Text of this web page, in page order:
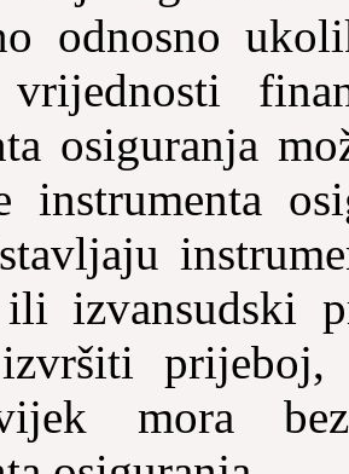
odnosno
vrijednosti
osiguranja
instrumenta
ili izvansudski
mora